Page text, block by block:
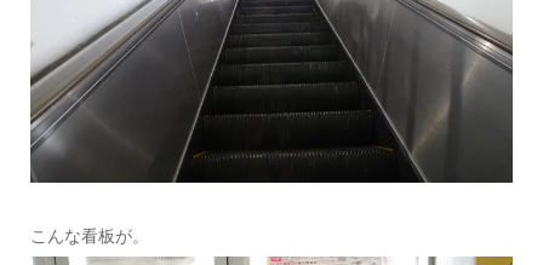
こんな看板が。